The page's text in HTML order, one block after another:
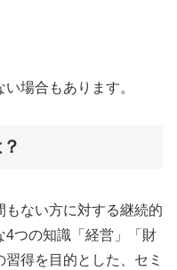
場合もあります。
もない方に対する継続的
4つの知識「経営」「財
得を目的とした、セミ